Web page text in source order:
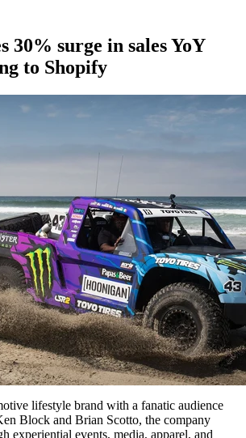
30% surge in sales YoY
to Shopify
lifestyle brand with a fanatic audience
Block and Brian Scotto, the company
experiential events, media, apparel, and